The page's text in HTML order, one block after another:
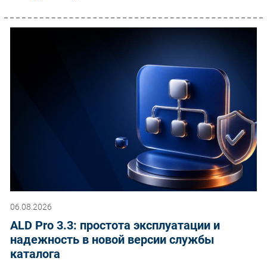
06.08.2026
ALD Pro 3.3: простота эксплуатации и
надежность в новой версии службы
каталога